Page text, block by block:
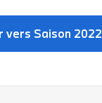
vers Saison 2022